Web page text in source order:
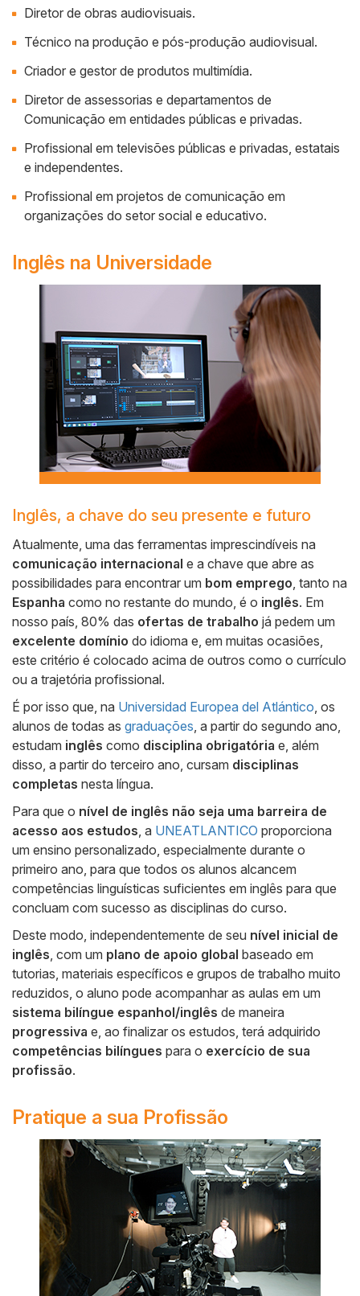
Diretor de obras audiovisuais.
Técnico na produção e pós-produção audiovisual.
Criador e gestor de produtos multimídia.
Diretor de assessorias e departamentos de
Comunicação em entidades públicas e privadas.
Profissional em televisões públicas e privadas, estatais
e independentes.
Profissional em projetos de comunicação em
organizações do setor social e educativo.
Inglês na Universidade
Banner
Cuerpo
Inglês, a chave do seu presente e futuro
Atualmente, uma das ferramentas imprescindíveis na
comunicação internacional e a chave que abre as
possibilidades para encontrar um bom emprego, tanto na
Espanha como no restante do mundo, é o inglês. Em
nosso país, 80% das ofertas de trabalho já pedem um
excelente domínio do idioma e, em muitas ocasiões,
este critério é colocado acima de outros como o currículo
ou a trajetória profissional.
É por isso que, na Universidad Europea del Atlántico, os
alunos de todas as graduações, a partir do segundo ano,
estudam inglês como disciplina obrigatória e, além
disso, a partir do terceiro ano, cursam disciplinas
completas nesta língua.
Para que o nível de inglês não seja uma barreira de
acesso aos estudos, a UNEATLANTICO proporciona
um ensino personalizado, especialmente durante o
primeiro ano, para que todos os alunos alcancem
competências linguísticas suficientes em inglês para que
concluam com sucesso as disciplinas do curso.
Deste modo, independentemente de seu nível inicial de
inglês, com um plano de apoio global baseado em
tutorias, materiais específicos e grupos de trabalho muito
reduzidos, o aluno pode acompanhar as aulas em um
sistema bilíngue espanhol/inglês de maneira
progressiva e, ao finalizar os estudos, terá adquirido
competências bilíngues para o exercício de sua
profissão.
Pratique a sua Profissão
Side
Banner